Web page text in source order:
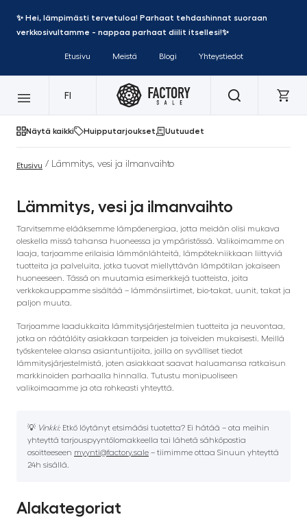
✨ Hei, lämpimästi tervetuloa! Parhaat tehdashinnat suoraan
verkkosivultamme - nappaa parhaat diilit itsellesi!✨
Etusivu Meistä Blogi Yhteystiedot
FI
Näytä kaikki Huipputarjoukset Uutuudet
Etusivu / Lämmitys, vesi ja ilmanvaihto
Lämmitys, vesi ja ilmanvaihto
Tarvitsemme elääksemme lämpöenergiaa, jotta meidän olisi mukava
oleskella missä tahansa huoneessa ja ympäristössä. Valikoimamme on
laaja, tarjoamme erilaisia lämmönlähteitä, lämpötekniikkaan liittyviä
tuotteita ja palveluita, jotka tuovat miellyttävän lämpötilan jokaiseen
huoneeseen. Tässä on muutamia esimerkkejä tuotteista, joita
verkkokauppamme sisältää – lämmönsiirtimet, bio-takat, uunit, takat ja
paljon muuta.
Tarjoamme laadukkaita lämmitysjärjestelmien tuotteita ja neuvontaa,
jotka on räätälöity asiakkaan tarpeiden ja toiveiden mukaisesti. Meillä
työskentelee alansa asiantuntijoita, joilla on syvälliset tiedot
lämmitysjärjestelmistä, joten asiakkaat saavat haluamansa ratkaisun
markkinoiden parhaalla hinnalla. Tutustu monipuoliseen
valikoimaamme ja ota rohkeasti yhteyttä.
💡 Vinkki: Etkö löytänyt etsimääsi tuotetta? Ei hätää – ota meihin
yhteyttä tarjouspyyntölomakkeella tai lähetä sähköpostia
osoitteeseen myynti@factory.sale – tiimimme ottaa Sinuun yhteyttä
24h sisällä.
Alakategoriat